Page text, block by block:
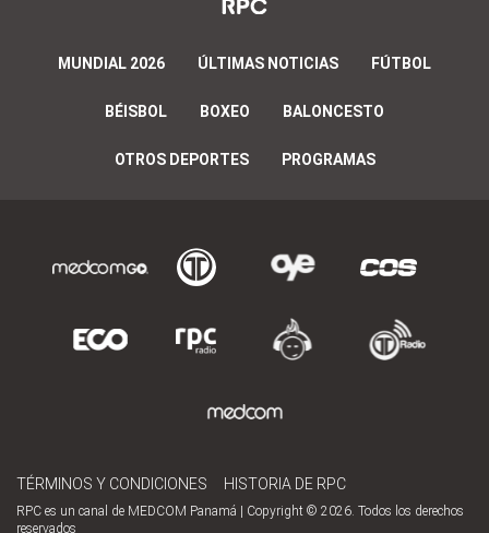
MUNDIAL 2026 ÚLTIMAS NOTICIAS FÚTBOL
BÉISBOL BOXEO BALONCESTO
OTROS DEPORTES PROGRAMAS
TÉRMINOS Y CONDICIONES HISTORIA DE RPC
RPC es un canal de MEDCOM Panamá | Copyright © 2026. Todos los derechos
reservados